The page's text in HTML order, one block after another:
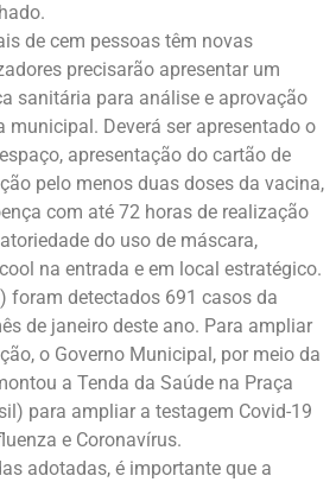
de cem pessoas têm novas
precisarão apresentar um
sanitária para análise e aprovação
Deverá ser apresentado o
apresentação do cartão de
pelo menos duas doses da vacina,
com até 72 horas de realização
do uso de máscara,
na entrada e em local estratégico.
foram detectados 691 casos da
de janeiro deste ano. Para ampliar
o Governo Municipal, por meio da
a Tenda da Saúde na Praça
para ampliar a testagem Covid-19
e Coronavírus.
adotadas, é importante que a